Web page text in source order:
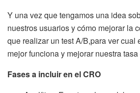
Y una vez que tengamos una idea
nuestros usuarios y cómo mejorar la
que realizar un test A/B,para ver cual
mejor funciona y mejorar nuestra
Fases a incluir en el CRO